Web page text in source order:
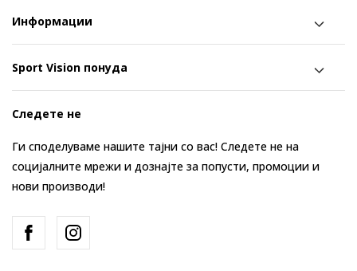
Информации
Sport Vision понуда
Следете не
Ги споделуваме нашите тајни со вас! Следете не на
социјалните мрежи и дознајте за попусти, промоции и
нови производи!